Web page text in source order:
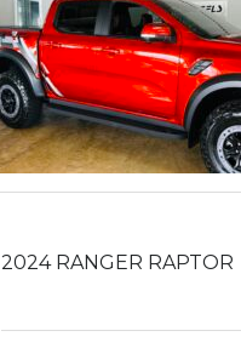
2024 RANGER RAPTOR